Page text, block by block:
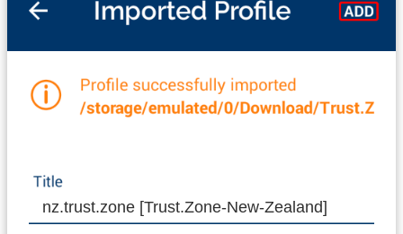
nz.trust.zone [Trust.Zone-New-Zealand]